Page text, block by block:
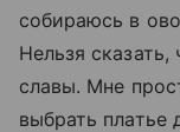
собираюсь в
Нельзя
славы. Мне
выбрать